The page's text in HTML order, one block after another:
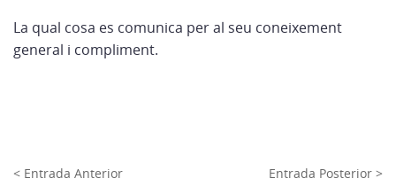
La qual cosa es comunica per al seu coneixement
general i compliment.
< Entrada Anterior Entrada Posterior >